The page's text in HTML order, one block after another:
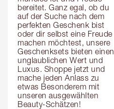
bereitet. Ganz egal, ob du
auf der Suche nach dem
perfekten Geschenk bist
oder dir selbst eine Freude
machen möchtest, unsere
Geschenksets bieten einen
unglaublichen Wert und
Luxus. Shoppe jetzt und
mache jeden Anlass zu
etwas Besonderem mit
unseren ausgewählten
Beauty-Schätzen!